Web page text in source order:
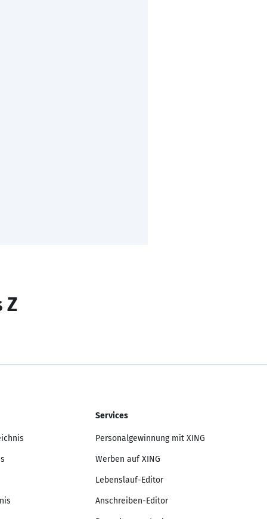
Z
Services
Personalgewinnung mit XING
Werben auf XING
Lebenslauf-Editor
Anschreiben-Editor